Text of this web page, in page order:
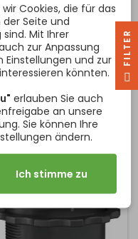
Qualität Schublade aus
deutschen Hersteller
Der Vorteil ist
das automatische
Ausfahren des Pfostens
nach dem Drücken des
Deckels. Bei Nichtgebrauch
schieben Sie ihn einfach
um ihn zu verstecken
dann stört er nicht das
Design des Möbels oder
Arbeitsplatte. Die Säule
ist mit 2x 230V...
Preis
178,50 €
 In den Warenkorb
Cookies, die für das
Seite und
Mit Ihrer
zur Anpassung
Einstellungen und zur
könnten.
erlauben Sie auch
an unsere
Sie können Ihre
ändern.
Ich stimme zu
R